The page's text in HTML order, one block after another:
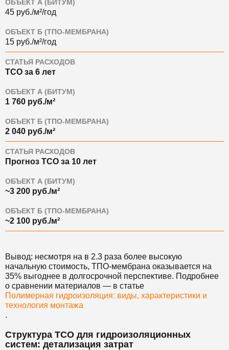
ОБЪЕКТ А (БИТУМ)
45 руб./м²/год
ОБЪЕКТ Б (ТПО-МЕМБРАНА)
15 руб./м²/год
СТАТЬЯ РАСХОДОВ
TCO за 6 лет
ОБЪЕКТ А (БИТУМ)
1 760 руб./м²
ОБЪЕКТ Б (ТПО-МЕМБРАНА)
2 040 руб./м²
СТАТЬЯ РАСХОДОВ
Прогноз TCO за 10 лет
ОБЪЕКТ А (БИТУМ)
~3 200 руб./м²
ОБЪЕКТ Б (ТПО-МЕМБРАНА)
~2 100 руб./м²
Вывод: несмотря на в 2.3 раза более высокую
начальную стоимость, ТПО-мембрана оказывается на
35% выгоднее в долгосрочной перспективе. Подробнее
о сравнении материалов — в статье
Полимерная гидроизоляция: виды, характеристики и
технология монтажа
.
Структура TCO для гидроизоляционных
систем: детализация затрат